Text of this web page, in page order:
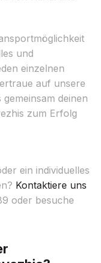
und
einzelnen
auf unsere
deinen
zum Erfolg
ein individuelles
Kontaktiere uns
oder besuche